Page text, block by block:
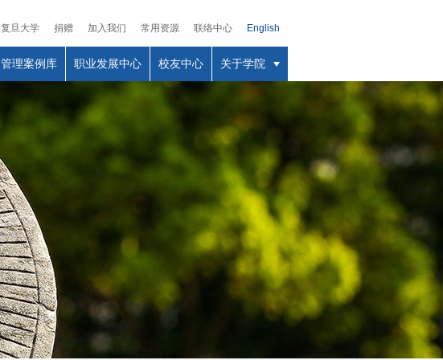
复旦大学 捐赠 加入我们 常用资源 联络中心 English
管理案例库 职业发展中心 校友中心 关于学院